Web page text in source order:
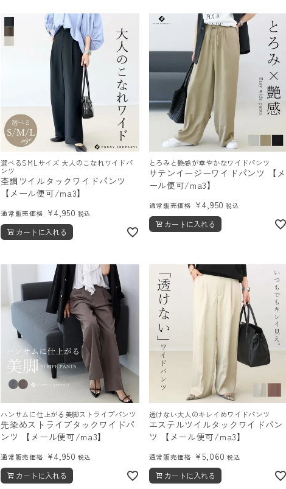
選べるSMLサイズ 大人のこなれワイドパ
ンツ
杢調ツイルタックワイドパンツ
【メール便可/ma3】
通常販売価格 ¥4,950 税込
カートに入れる
とろみと艶感が華やかなワイドパンツ
サテンイージーワイドパンツ 【メ
ール便可/ma3】
通常販売価格 ¥4,950 税込
カートに入れる
ハンサムに仕上がる美脚ストライプパンツ
先染めストライプタックワイドパ
ンツ 【メール便可/ma3】
通常販売価格 ¥4,950 税込
カートに入れる
透けない大人のキレイめワイドパンツ
エステルツイルタックワイドパン
ツ 【メール便可/ma3】
通常販売価格 ¥5,060 税込
カートに入れる